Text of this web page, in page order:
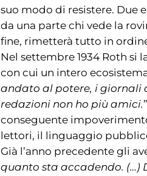
suo modo di resistere. Due
da una parte chi vede la
fine, rimetterà tutto in
Nel settembre 1934 Roth si
con cui un intero
andato al potere, i giornali
redazioni non ho più amici.
conseguente
lettori, il linguaggio
Già l’anno precedente gli
quanto sta accadendo. (…)